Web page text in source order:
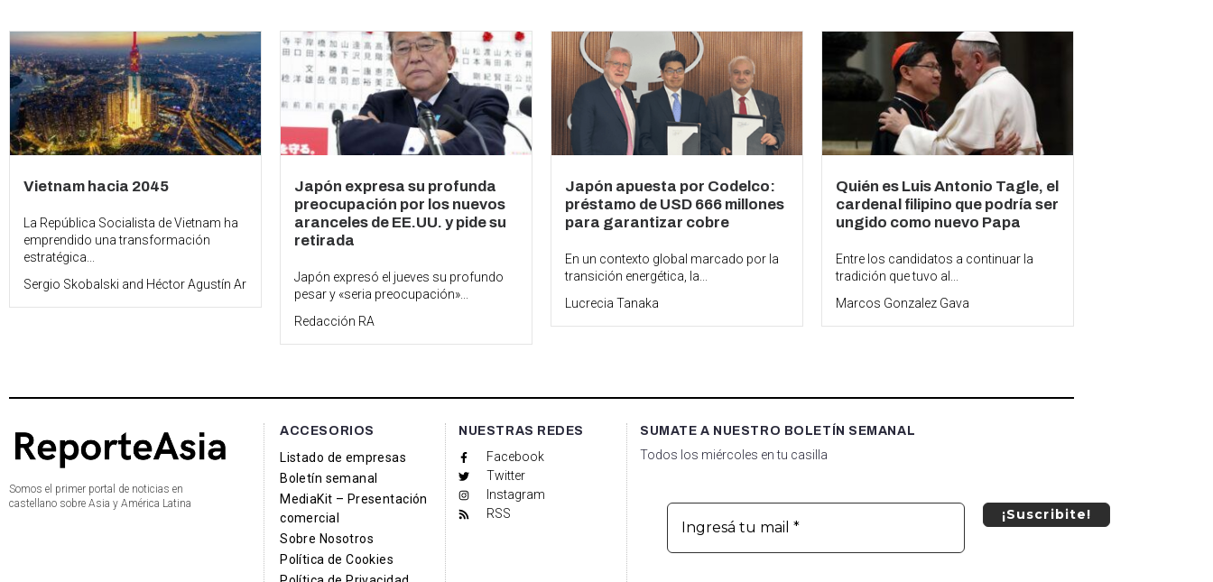
Vietnam hacia 2045
La República Socialista de Vietnam ha
emprendido una transformación
estratégica...
Sergio Skobalski and Héctor Agustín Arrosio
Japón expresa su profunda
preocupación por los nuevos
aranceles de EE.UU. y pide su
retirada
Japón expresó el jueves su profundo
pesar y «seria preocupación»...
Redacción RA
Japón apuesta por Codelco:
préstamo de USD 666 millones
para garantizar cobre
En un contexto global marcado por la
transición energética, la...
Lucrecia Tanaka
Quién es Luis Antonio Tagle, el
cardenal filipino que podría ser
ungido como nuevo Papa
Entre los candidatos a continuar la
tradición que tuvo al...
Marcos Gonzalez Gava
Somos el primer portal de noticias en
castellano sobre Asia y América Latina
ACCESORIOS
Listado de empresas
Boletín semanal
MediaKit – Presentación
comercial
Sobre Nosotros
Política de Cookies
NUESTRAS REDES
Facebook
Twitter
Instagram
RSS
SUMATE A NUESTRO BOLETÍN SEMANAL
Todos los miércoles en tu casilla